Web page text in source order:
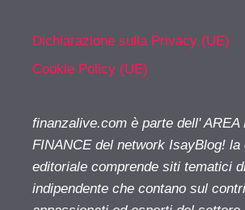
Dichiarazione sulla Privacy (UE)
Cookie Policy (UE)
finanzalive.com è parte dell' AREA
FINANCE del network IsayBlog! la
editoriale comprende siti tematici
indipendente che contano sul